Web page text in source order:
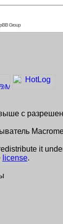
Group
с
it
license.